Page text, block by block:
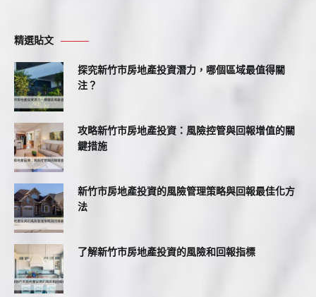
精選貼文
探究新竹市房地產投資潛力，哪個區域最值得關
注？
攻略新竹市房地產投資：風險控管與回報增值的關
鍵措施
新竹市房地產投資的風險管理策略與回報最佳化方
法
了解新竹市房地產投資的風險和回報指標